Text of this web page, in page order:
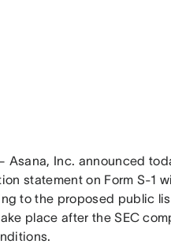
Asana, Inc. announced
statement on Form S-1
to the proposed public
place after the SEC